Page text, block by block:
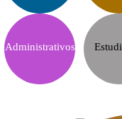
Administrativos